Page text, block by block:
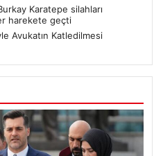
Karatepe silahları
harekete geçti
Avukatın Katledilmesi